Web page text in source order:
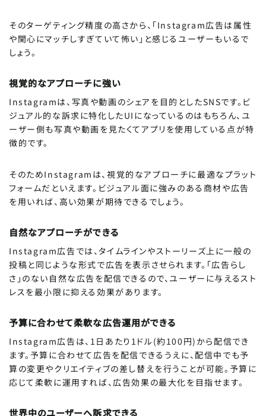
そのターゲティング精度の高さから、「Instagram広告は属性
や関心にマッチしすぎていて怖い」と感じるユーザーもいるで
しょう。
視覚的なアプローチに強い
Instagramは、写真や動画のシェアを目的としたSNSです。ビ
ジュアル的な訴求に特化したUIになっているのはもちろん、ユ
ーザー側も写真や動画を見たくてアプリを使用している点が特
徴的です。
そのためInstagramは、視覚的なアプローチに最適なプラット
フォームだといえます。ビジュアル面に強みのある商材や広告
を用いれば、高い効果が期待できるでしょう。
自然なアプローチができる
Instagram広告では、タイムラインやストーリーズ上に一般の
投稿と同じような形式で広告を表示させられます。「広告らし
さ」のない自然な広告を配信できるので、ユーザーに与えるスト
レスを最小限に抑える効果があります。
予算に合わせて柔軟な広告運用ができる
Instagram広告は、1日あたり1ドル(約100円)から配信でき
ます。予算に合わせて広告を配信できるうえに、配信中でも予
算の変更やクリエイティブの差し替えを行うことが可能。予算に
応じて柔軟に運用すれば、広告効果の最大化を目指せます。
世界中のユーザーへ訴求できる
記事内では選択したテキストやクリックし
た画像を簡単にシェアできて便利・・・目